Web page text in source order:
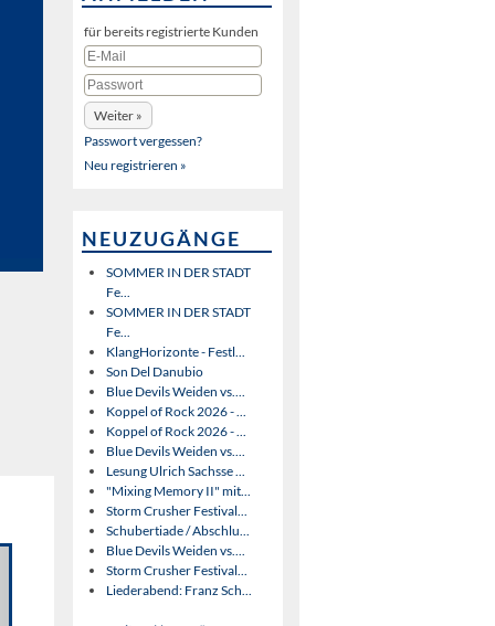
für bereits registrierte Kunden
Passwort vergessen?
Neu registrieren »
NEUZUGÄNGE
SOMMER IN DER STADT
Fe...
SOMMER IN DER STADT
Fe...
KlangHorizonte - Festl...
Son Del Danubio
Blue Devils Weiden vs....
Koppel of Rock 2026 - ...
Koppel of Rock 2026 - ...
Blue Devils Weiden vs....
Lesung Ulrich Sachsse ...
"Mixing Memory II" mit...
Storm Crusher Festival...
Schubertiade / Abschlu...
Blue Devils Weiden vs....
Storm Crusher Festival...
Liederabend: Franz Sch...